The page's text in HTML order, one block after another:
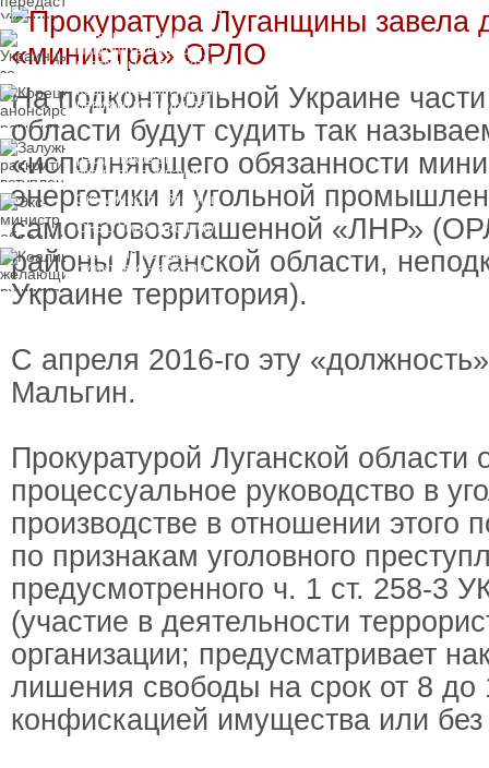
замороженных активов
России
Украинцы за рубежом
могут потерять доступ
к госжилью и выплатам
Корецкий анонсировал
ревизию госбюджета
Залужный
раскритиковал
вступление Украины в
НАТО и предлагает
другие варианты
Экс-министр обороны
и бывший секретарь
СНБО Умеров получил
новую "вкусную"
должность
Коалиция желающих
рушится из-за ухода
двух главных
сторонников Украины
На подконтрольной Украине
области будут судить так
«исполняющего обязанности
энергетики и угольной
самопровозглашенной «ЛНР»
районы Луганской области,
Украине территория).
С апреля 2016-го эту
Мальгин.
Прокуратурой Луганской области
процессуальное руководство в
производстве в отношении этого
по признакам уголовного
предусмотренного ч. 1 ст. 258-3
(участие в деятельности
организации; предусматривает
лишения свободы на срок от 8 до
конфискацией имущества или без